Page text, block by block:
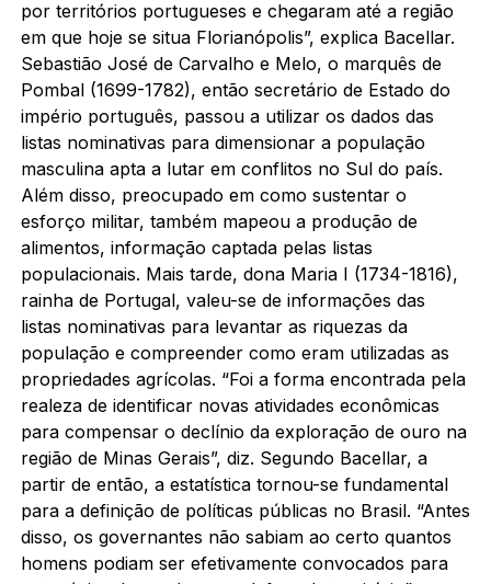
por territórios portugueses e chegaram até a região
em que hoje se situa Florianópolis”, explica Bacellar.
Sebastião José de Carvalho e Melo, o marquês de
Pombal (1699-1782), então secretário de Estado do
império português, passou a utilizar os dados das
listas nominativas para dimensionar a população
masculina apta a lutar em conflitos no Sul do país.
Além disso, preocupado em como sustentar o
esforço militar, também mapeou a produção de
alimentos, informação captada pelas listas
populacionais. Mais tarde, dona Maria I (1734-1816),
rainha de Portugal, valeu-se de informações das
listas nominativas para levantar as riquezas da
população e compreender como eram utilizadas as
propriedades agrícolas. “Foi a forma encontrada pela
realeza de identificar novas atividades econômicas
para compensar o declínio da exploração de ouro na
região de Minas Gerais”, diz. Segundo Bacellar, a
partir de então, a estatística tornou-se fundamental
para a definição de políticas públicas no Brasil. “Antes
disso, os governantes não sabiam ao certo quantos
homens podiam ser efetivamente convocados para